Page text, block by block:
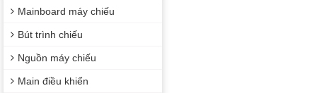
Mainboard máy chiếu
Bút trình chiếu
Nguồn máy chiếu
Main điều khiển